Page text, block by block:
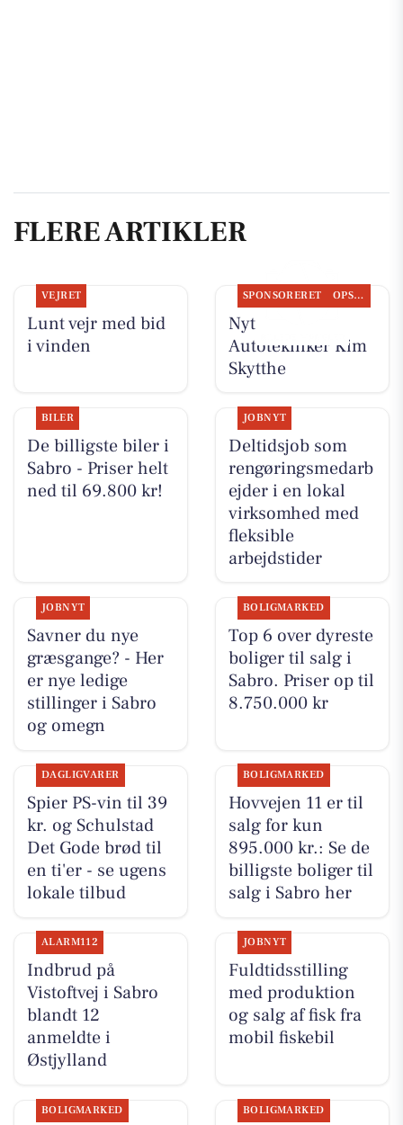
FLERE ARTIKLER
VEJRET
Lunt vejr med bid
i vinden
SPONSORERET OPSLAGSTAVLEN
Nyt fra
Autotekniker Kim
Skytthe
BILER
De billigste biler i
Sabro - Priser helt
ned til 69.800 kr!
JOBNYT
Deltidsjob som
rengøringsmedarb
ejder i en lokal
virksomhed med
fleksible
arbejdstider
JOBNYT
Savner du nye
græsgange? - Her
er nye ledige
stillinger i Sabro
og omegn
BOLIGMARKED
Top 6 over dyreste
boliger til salg i
Sabro. Priser op til
8.750.000 kr
DAGLIGVARER
Spier PS-vin til 39
kr. og Schulstad
Det Gode brød til
en ti'er - se ugens
lokale tilbud
BOLIGMARKED
Hovvejen 11 er til
salg for kun
895.000 kr.: Se de
billigste boliger til
salg i Sabro her
ALARM112
Indbrud på
Vistoftvej i Sabro
blandt 12
anmeldte i
Østjylland
JOBNYT
Fuldtidsstilling
med produktion
og salg af fisk fra
mobil fiskebil
BOLIGMARKED BOLIGMARKED